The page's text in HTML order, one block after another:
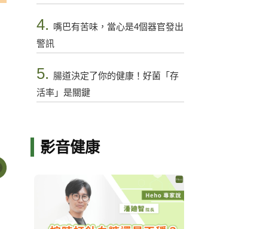
4. 嘴巴有苦味，當心是4個器官發出
警訊
5. 腸道決定了你的健康！好菌「存
活率」是關鍵
影音健康